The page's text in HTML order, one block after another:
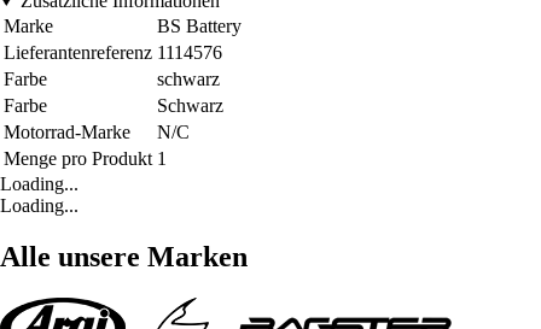
Marke
BS Battery
Lieferantenreferenz 1114576
Farbe
schwarz
Farbe
Schwarz
Motorrad-Marke
N/C
Menge pro Produkt 1
Loading...
Loading...
Alle unsere Marken